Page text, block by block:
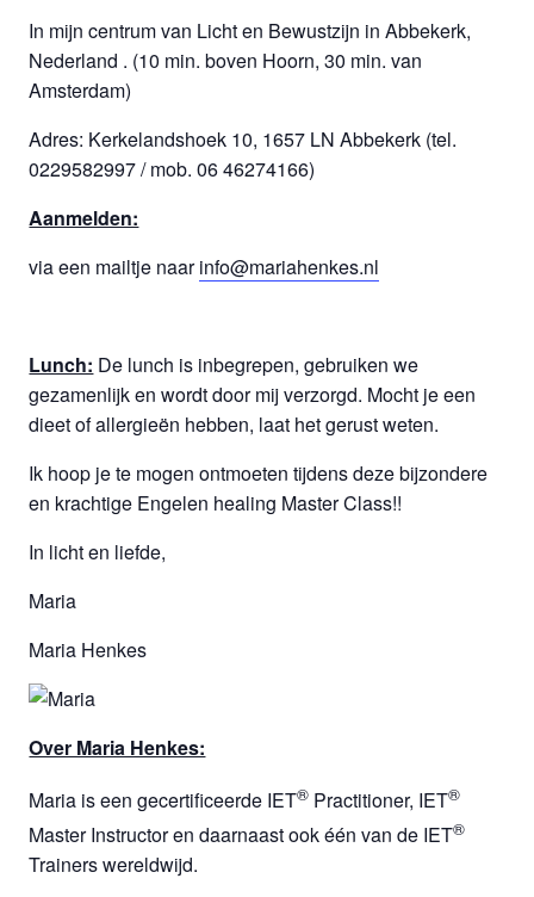
In mijn centrum van Licht en Bewustzijn in Abbekerk,
Nederland . (10 min. boven Hoorn, 30 min. van
Amsterdam)
Adres: Kerkelandshoek 10, 1657 LN Abbekerk (tel.
0229582997 / mob. 06 46274166)
Aanmelden:
via een mailtje naarinfo@mariahenkes.nl
Lunch: De lunch is inbegrepen, gebruiken we
gezamenlijk en wordt door mij verzorgd. Mocht je een
dieet of allergieën hebben, laat het gerust weten.
Ik hoop je te mogen ontmoeten tijdens deze bijzondere
en krachtige Engelen healing Master Class!!
In licht en liefde,
Maria
Maria Henkes
Over Maria Henkes:
Maria is een gecertificeerde IET® Practitioner, IET®
Master Instructor en daarnaast ook één van de IET®
Trainers wereldwijd.